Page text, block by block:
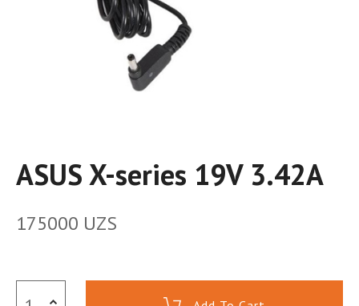
ASUS X-series 19V 3.42A
175000 UZS